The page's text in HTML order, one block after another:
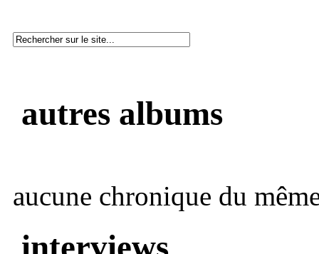
autres albums
aucune chronique du